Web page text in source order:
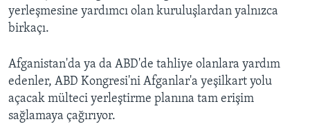
yerleşmesine yardımcı olan kuruluşlardan yalnızca
birkaçı.
Afganistan'da ya da ABD'de tahliye olanlara yardım
edenler, ABD Kongresi'ni Afganlar'a yeşilkart yolu
açacak mülteci yerleştirme planına tam erişim
sağlamaya çağırıyor.